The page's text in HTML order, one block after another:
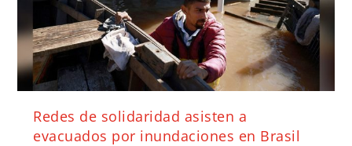
Redes de solidaridad asisten a
evacuados por inundaciones en Brasil